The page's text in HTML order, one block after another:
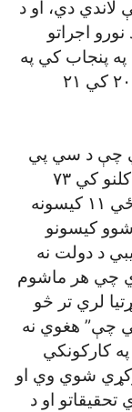
لاندي دي، او د
اجراتو
پنجاب کي په
کال ۲۰۱۵ کي ۲۳ کيسونه او په کال ۲۰۱۶ کي ۲۱
چې د سي پي
بي ارقامو نيوکه وکړه چې په تيره دوه کلنو کي ۷۳
کيسونه راپور شول او په لاهور کي يواځي ۱۱ کيسونه
کيسونو
د دولت نه
چي هر ماشوم
لري تر څو
چې” هغوي نه
کارکونکي
شوي وي او
او د